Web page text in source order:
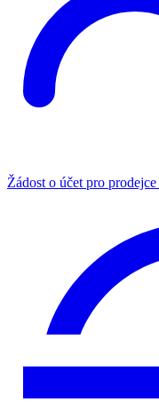
Žádost o účet pro prodejce